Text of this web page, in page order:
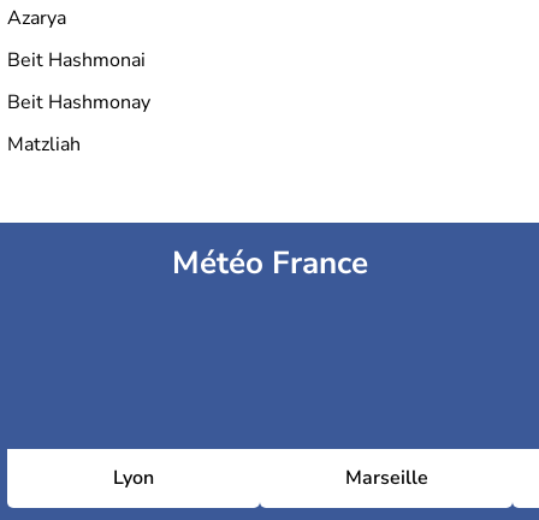
Azarya
Beit Hashmonai
Beit Hashmonay
Matzliah
Météo France
Lyon Marseille